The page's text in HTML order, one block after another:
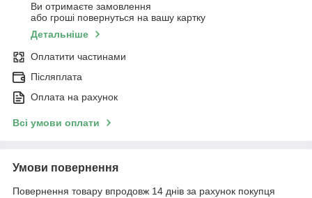
Ви отримаєте замовлення
або гроші повернуться на вашу картку
Детальніше
Оплатити частинами
Післяплата
Оплата на рахунок
Всі умови оплати
Умови повернення
Повернення товару впродовж 14 днів за рахунок покупця